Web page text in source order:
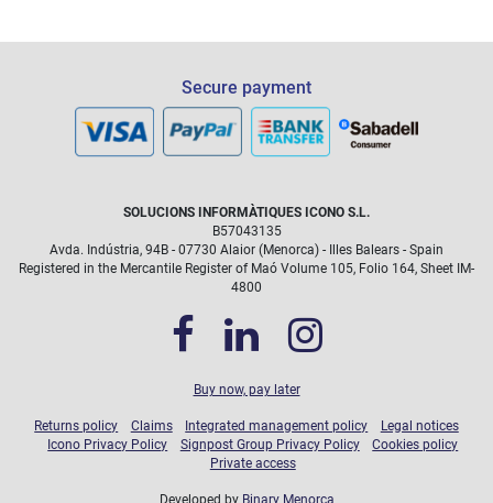
Secure payment
SOLUCIONS INFORMÀTIQUES ICONO S.L.
B57043135
Avda. Indústria, 94B - 07730 Alaior (Menorca) - Illes Balears - Spain
Registered in the Mercantile Register of Maó Volume 105, Folio 164, Sheet IM-
4800
Buy now, pay later
Returns policy Claims Integrated management policy
Legal notices
Icono Privacy Policy
Signpost Group Privacy Policy
Cookies policy
Private access
Developed by Binary Menorca